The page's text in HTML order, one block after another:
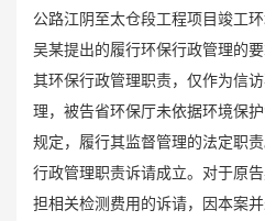
公路江阴至太仓段工程项目竣工
吴某提出的履行环保行政管理的
其环保行政管理职责，仅作为信
理，被告省环保厅未依据环境保
规定，履行其监督管理的法定职
行政管理职责诉请成立。对于原
担相关检测费用的诉请，因本案